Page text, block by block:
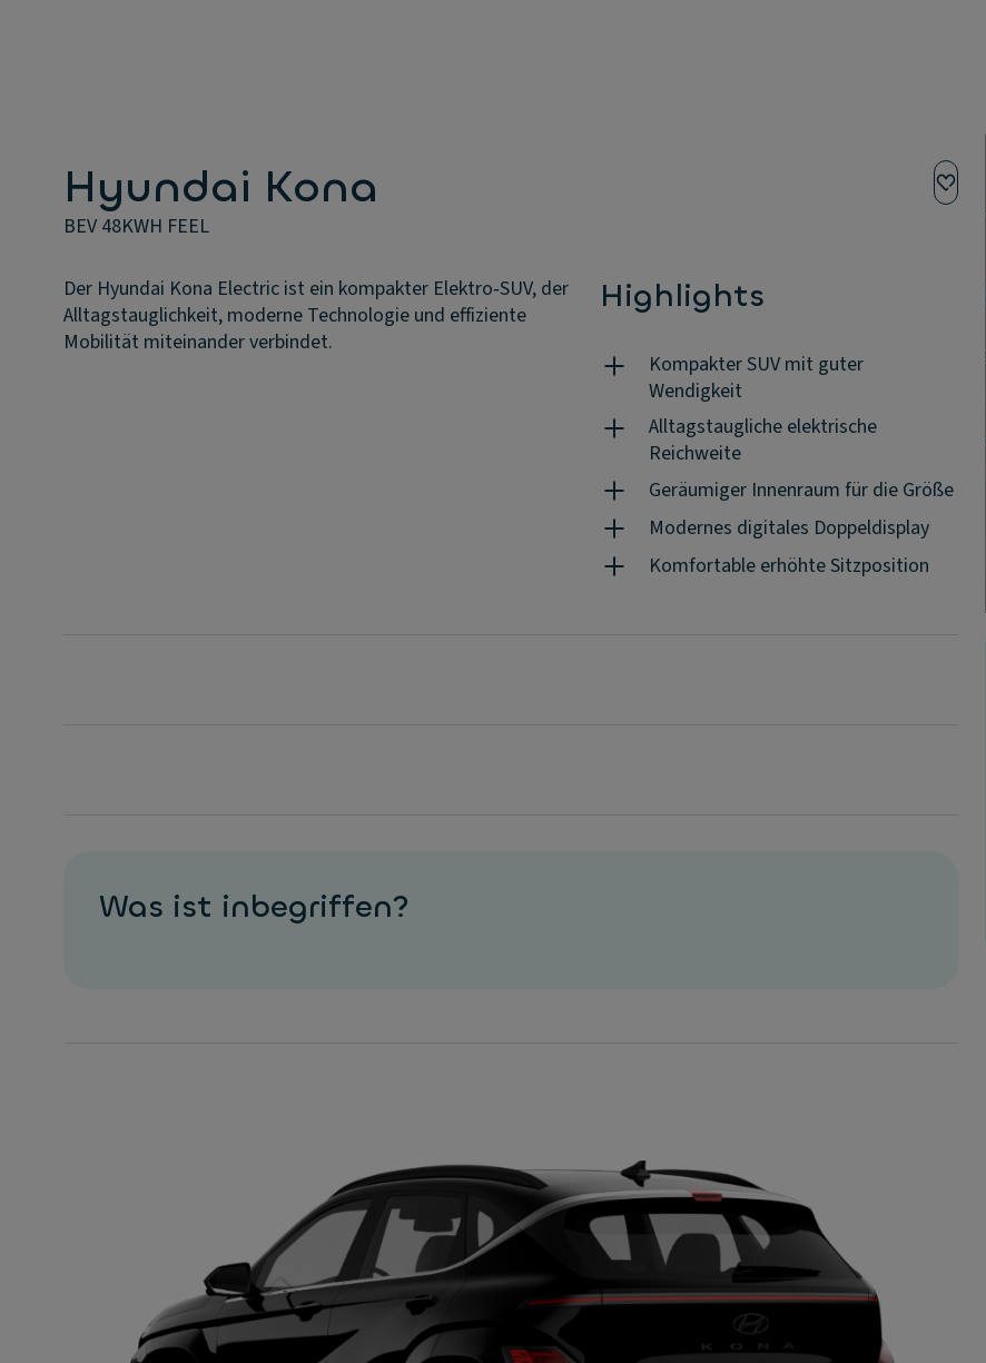
Hyundai Kona
BEV 48KWH FEEL
Der Hyundai Kona Electric ist ein kompakter Elektro‑SUV, der
Alltagstauglichkeit, moderne Technologie und effiziente
Mobilität miteinander verbindet.
Highlights
Kompakter SUV mit guter
Wendigkeit
Alltagstaugliche elektrische
Reichweite
Geräumiger Innenraum für die Größe
Modernes digitales Doppeldisplay
Komfortable erhöhte Sitzposition
Was ist inbegriffen?